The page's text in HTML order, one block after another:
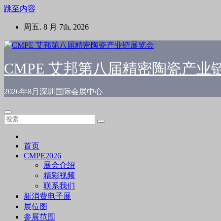
跳至内容
周五. 8 月 7th, 2026
CMPE 艾邦第八届精密陶瓷产业
2026年8月深圳国际会展中心
首页
CMPE2026
展会介绍
精彩视频
联系我们
新消费电子展
展位图
参展范围